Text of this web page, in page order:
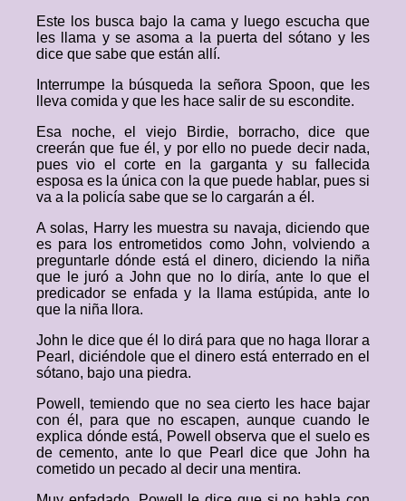
Este los busca bajo la cama y luego escucha que
les llama y se asoma a la puerta del sótano y les
dice que sabe que están allí.
Interrumpe la búsqueda la señora Spoon, que les
lleva comida y que les hace salir de su escondite.
Esa noche, el viejo Birdie, borracho, dice que
creerán que fue él, y por ello no puede decir nada,
pues vio el corte en la garganta y su fallecida
esposa es la única con la que puede hablar, pues si
va a la policía sabe que se lo cargarán a él.
A solas, Harry les muestra su navaja, diciendo que
es para los entrometidos como John, volviendo a
preguntarle dónde está el dinero, diciendo la niña
que le juró a John que no lo diría, ante lo que el
predicador se enfada y la llama estúpida, ante lo
que la niña llora.
John le dice que él lo dirá para que no haga llorar a
Pearl, diciéndole que el dinero está enterrado en el
sótano, bajo una piedra.
Powell, temiendo que no sea cierto les hace bajar
con él, para que no escapen, aunque cuando le
explica dónde está, Powell observa que el suelo es
de cemento, ante lo que Pearl dice que John ha
cometido un pecado al decir una mentira.